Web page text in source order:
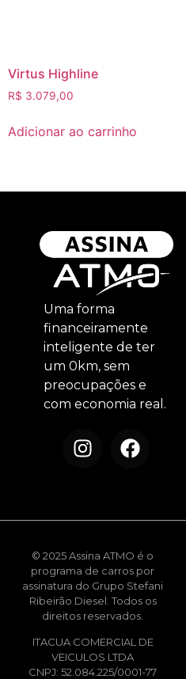
Virtus Highline
R$ 3.079,00
Adicionar ao carrinho
Uma forma
financeiramente
inteligente de ter
um 0km, sem
preocupações e
com economia real.
© 2025 Assina ATMO é o
programa de carros por
assinatura do Grupo Stefani
Ribeirão Diesel. Todos os
direitos reservados.
ITACUA COMERCIAL DE
VEICULOS LTDA
CNPJ: 52.084.225/0001-77